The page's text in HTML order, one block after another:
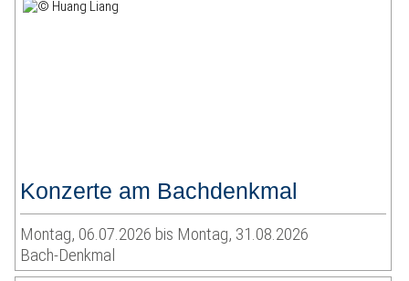
Konzerte am Bachdenkmal
Montag, 06.07.2026 bis Montag, 31.08.2026
Bach-Denkmal